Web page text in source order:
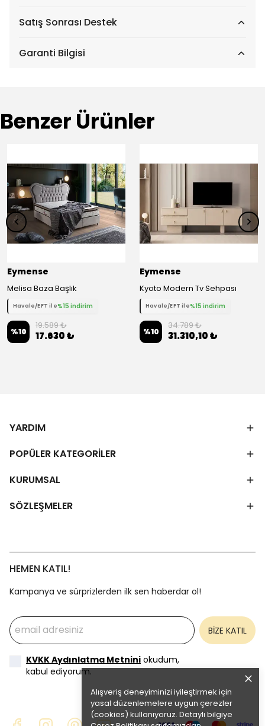
Alışveriş deneyiminizi iyileştirmek için
yasal düzenlemelere uygun çerezler
(cookies) kullanıyoruz. Detaylı bilgiye
Satış Sonrası Destek
Garanti Bilgisi
Benzer Ürünler
Eymense
Melisa Baza Başlık
Havale/EFT ile%15 indirim
%10
19.589 ₺
17.630 ₺
Eymense
Kyoto Modern Tv Sehpası
Havale/EFT ile%15 indirim
%10
34.789 ₺
31.310,10 ₺
YARDIM
POPÜLER KATEGORİLER
KURUMSAL
SÖZLEŞMELER
HEMEN KATIL!
Kampanya ve sürprizlerden ilk sen haberdar ol!
BİZE KATIL
KVKK Aydınlatma Metnini okudum,
kabul ediyorum.